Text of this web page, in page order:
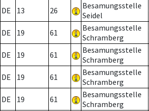
DE 13 26
Besamungsstelle
Seidel
DE 19 61
Besamungsstelle
Schramberg
DE 19 61
Besamungsstelle
Schramberg
DE 19 61
Besamungsstelle
Schramberg
DE 19 61
Besamungsstelle
Schramberg